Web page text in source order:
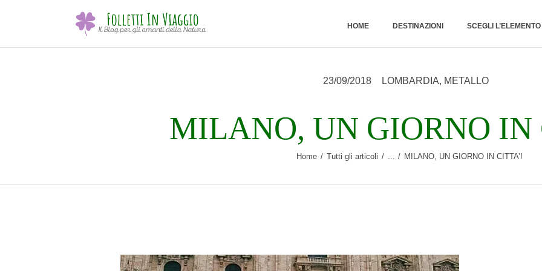
HOME DESTINAZIONI SCEGLI
23/09/2018 LOMBARDIA, METALLO
MILANO, UN GIORNO IN
Home Tutti gli articoli ... MILANO, UN GIORNO IN CITTA’!
HOME
DESTINAZIONI
SCEGLI
L’ELEMENTO
NATURALE